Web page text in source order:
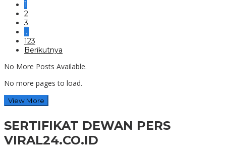
1
2
3
…
123
Berikutnya
No More Posts Available.
No more pages to load.
View More
SERTIFIKAT DEWAN PERS
VIRAL24.CO.ID